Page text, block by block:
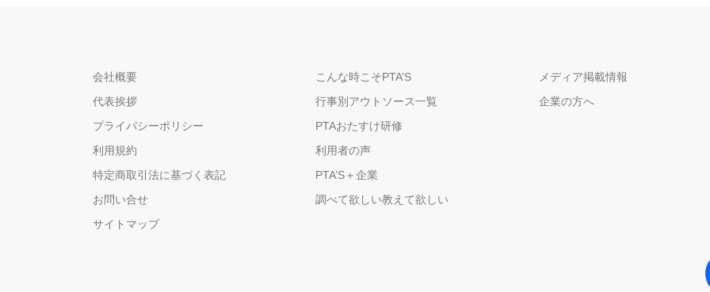
会社概要
代表挨拶
プライバシーポリシー
利用規約
特定商取引法に基づく表記
お問い合せ
サイトマップ
こんな時こそPTA’S
行事別アウトソース一覧
PTAおたすけ研修
利用者の声
PTA’S＋企業
調べて欲しい教えて欲しい
メディア掲載情報
企業の方へ